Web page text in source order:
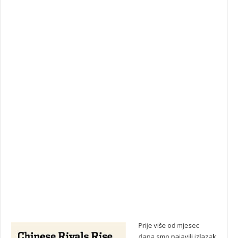
Prije više od mjesec